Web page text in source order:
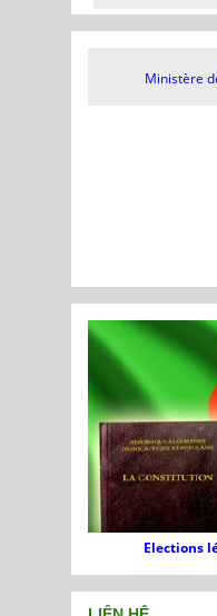
Ministère
Elections